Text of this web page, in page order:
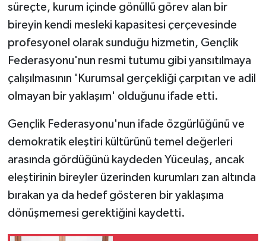
süreçte, kurum içinde gönüllü görev alan bir
bireyin kendi mesleki kapasitesi çerçevesinde
profesyonel olarak sunduğu hizmetin, Gençlik
Federasyonu'nun resmi tutumu gibi yansıtılmaya
çalışılmasının 'Kurumsal gerçekliği çarpıtan ve adil
olmayan bir yaklaşım' olduğunu ifade etti.
Gençlik Federasyonu'nun ifade özgürlüğünü ve
demokratik eleştiri kültürünü temel değerleri
arasında gördüğünü kaydeden Yüceulaş, ancak
eleştirinin bireyler üzerinden kurumları zan altında
bırakan ya da hedef gösteren bir yaklaşıma
dönüşmemesi gerektiğini kaydetti.
TİCARET
YAŞAM